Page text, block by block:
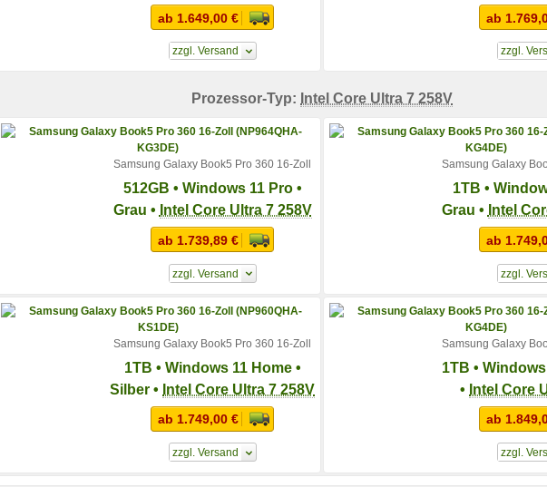
ab 1.649,00 €
zzgl. Versand
ab
zzgl.
Prozessor-Typ: Intel Core Ultra 7 258V
Samsung Galaxy Book5 Pro 360 16-Zoll
512GB • Windows 11 Pro •
Grau • Intel Core Ultra 7 258V
ab 1.739,89 €
zzgl. Versand
Samsung Galaxy
1TB •
Grau • Intel
ab
zzgl.
Samsung Galaxy Book5 Pro 360 16-Zoll
1TB • Windows 11 Home •
Silber • Intel Core Ultra 7 258V
ab 1.749,00 €
zzgl. Versand
Samsung Galaxy
1TB •
• Intel Core
ab
zzgl.